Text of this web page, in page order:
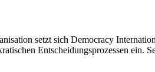
setzt sich Democracy
Entscheidungsprozessen ein.